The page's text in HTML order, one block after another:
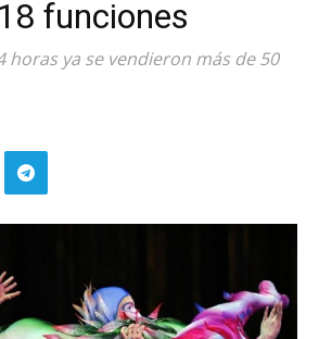
funciones
horas ya se vendieron más de 50